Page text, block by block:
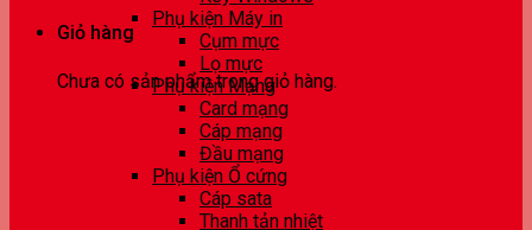
Giỏ hàng
Chưa có sản phẩm trong giỏ hàng.
Phụ kiện Máy in
Cụm mực
Lọ mực
Phụ kiện Mạng
Card mạng
Cáp mạng
Đầu mạng
Phụ kiện Ổ cứng
Cáp sata
Thanh tản nhiệt